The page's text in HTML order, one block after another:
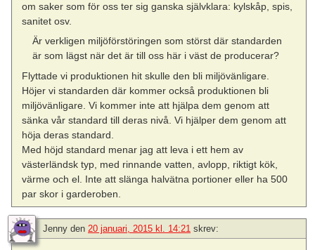
om saker som för oss ter sig ganska självklara: kylskåp, spis,
sanitet osv.
Är verkligen miljöförstöringen som störst där standarden
är som lägst när det är till oss här i väst de producerar?
Flyttade vi produktionen hit skulle den bli miljövänligare.
Höjer vi standarden där kommer också produktionen bli
miljövänligare. Vi kommer inte att hjälpa dem genom att
sänka vår standard till deras nivå. Vi hjälper dem genom att
höja deras standard.
Med höjd standard menar jag att leva i ett hem av
västerländsk typ, med rinnande vatten, avlopp, riktigt kök,
värme och el. Inte att slänga halvätna portioner eller ha 500
par skor i garderoben.
Jenny den 20 januari, 2015 kl. 14:21 skrev: